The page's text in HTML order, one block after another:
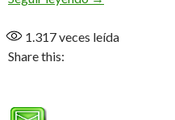
1.317veces leída
Share this: